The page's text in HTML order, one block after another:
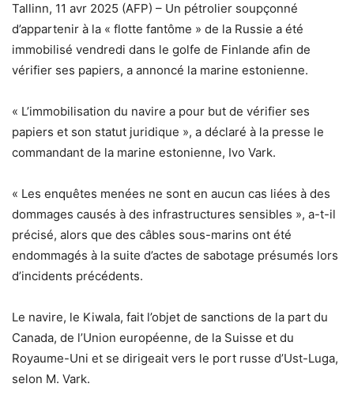
Tallinn, 11 avr 2025 (AFP) – Un pétrolier soupçonné
d’appartenir à la « flotte fantôme » de la Russie a été
immobilisé vendredi dans le golfe de Finlande afin de
vérifier ses papiers, a annoncé la marine estonienne.
« L’immobilisation du navire a pour but de vérifier ses
papiers et son statut juridique », a déclaré à la presse le
commandant de la marine estonienne, Ivo Vark.
« Les enquêtes menées ne sont en aucun cas liées à des
dommages causés à des infrastructures sensibles », a-t-il
précisé, alors que des câbles sous-marins ont été
endommagés à la suite d’actes de sabotage présumés lors
d’incidents précédents.
Le navire, le Kiwala, fait l’objet de sanctions de la part du
Canada, de l’Union européenne, de la Suisse et du
Royaume-Uni et se dirigeait vers le port russe d’Ust-Luga,
selon M. Vark.